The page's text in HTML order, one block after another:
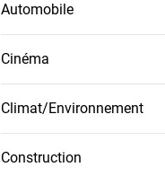
Automobile
Cinéma
Climat/Environnement
Construction